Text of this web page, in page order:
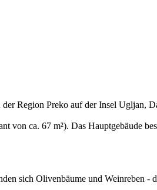
Region Preko auf der Insel Ugljan,
von ca. 67 m²). Das Hauptgebäude
sich Olivenbäume und Weinreben -